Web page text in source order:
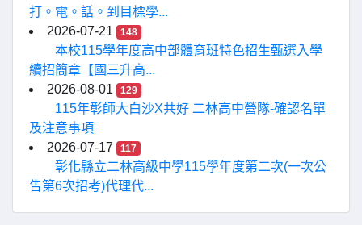
打。電。話。到目標學...
2026-07-21
148
本校115學年度高中部體育班特色招生甄選入學
續招簡章【國三升高...
2026-08-01
129
115年彰師大白沙X共好 二林高中營隊-確認名單
及注意事項
2026-07-17
117
彰化縣立二林高級中學115學年度第二次(一次公
告第6次招考)代理代...